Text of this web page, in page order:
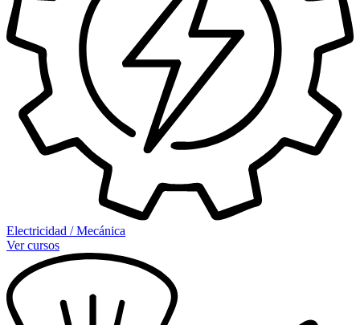
Electricidad / Mecánica
Ver cursos